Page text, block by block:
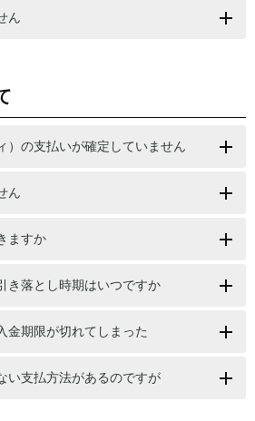
ん
）の支払いが確定していません
ん
ますか
き落とし時期はいつですか
金期限が切れてしまった
い支払方法があるのですが